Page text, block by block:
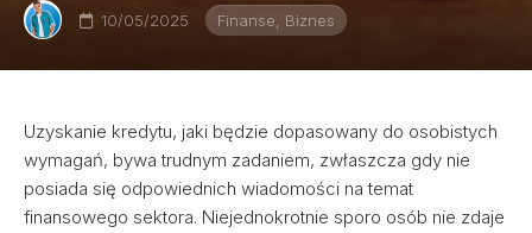
10/05/2025 Finanse, Biznes
Uzyskanie kredytu, jaki będzie dopasowany do osobistych
wymagań, bywa trudnym zadaniem, zwłaszcza gdy nie
posiada się odpowiednich wiadomości na temat
finansowego sektora. Niejednokrotnie sporo osób nie zdaje